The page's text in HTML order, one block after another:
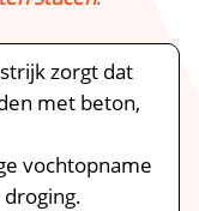
zorgt dat
met beton,
vochtopname